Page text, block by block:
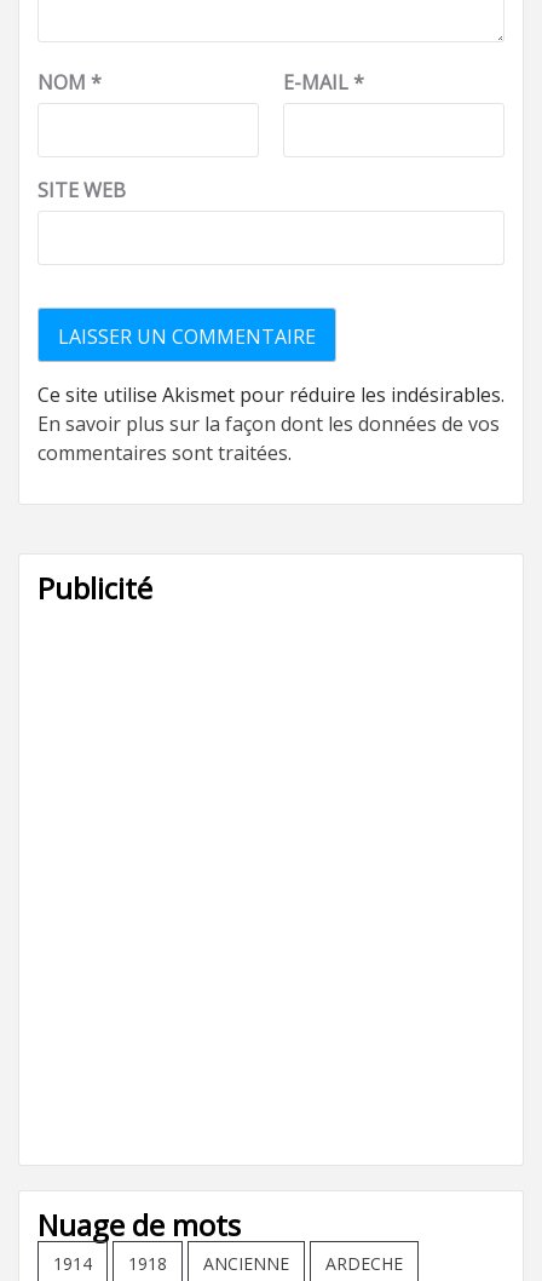
NOM * E-MAIL*
SITE WEB
Ce site utilise Akismet pour réduire les indésirables.
En savoir plus sur la façon dont les données de vos
commentaires sont traitées.
Publicité
Nuage de mots
1914 1918 ANCIENNE ARDECHE